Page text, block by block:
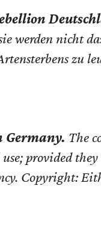
werden nicht
zu
Germany. The
provided they
Copyright: